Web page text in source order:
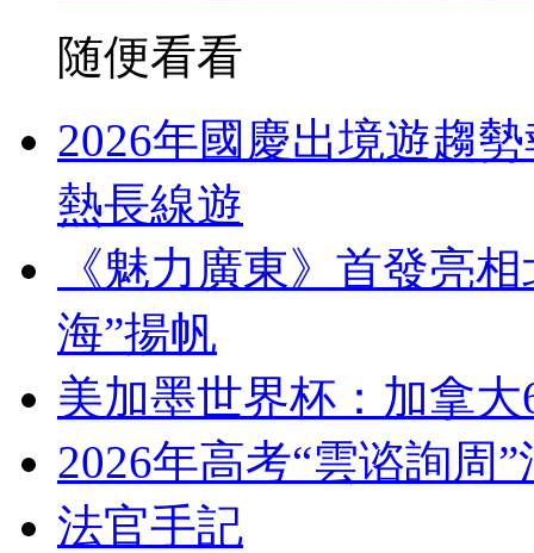
随便看看
2026年國慶出境遊趨
熱長線遊
《魅力廣東》首發亮
海”揚帆
美加墨世界杯：加拿大
2026年高考“雲谘詢周
法官手記